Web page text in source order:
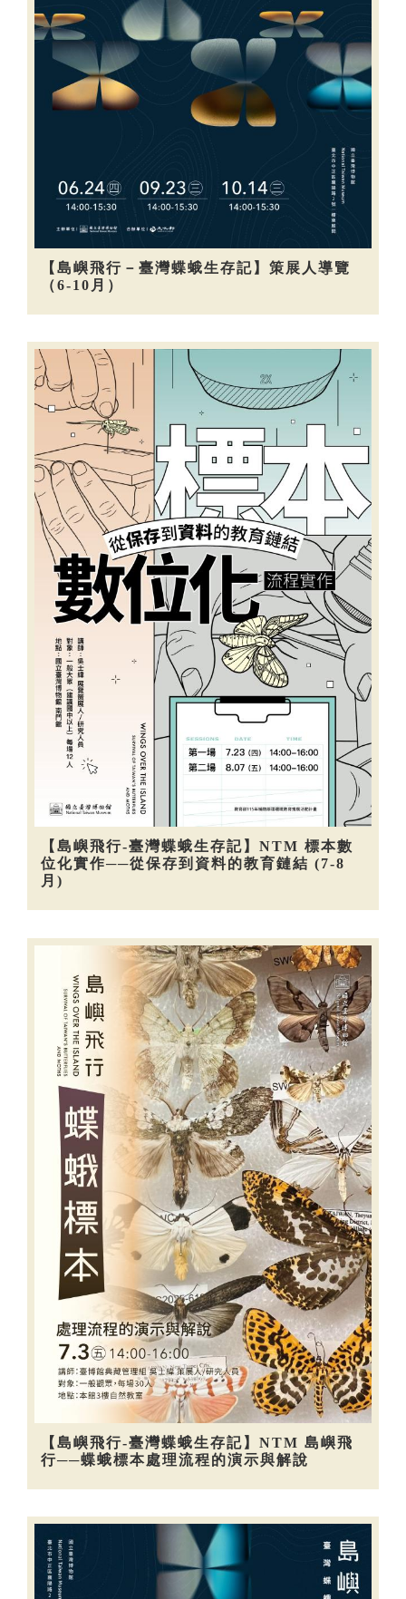
【島嶼飛行－臺灣蝶蛾生存記】策展人導覽
（6-10月）
【島嶼飛行-臺灣蝶蛾生存記】NTM 標本數
位化實作──從保存到資料的教育鏈結 (7-8
月)
【島嶼飛行-臺灣蝶蛾生存記】NTM 島嶼飛
行──蝶蛾標本處理流程的演示與解說